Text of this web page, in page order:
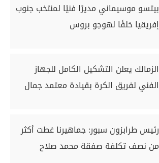
بيتسو موسيماني مديرًا فنيًا لمنتخب جنوب
إفريقيا خلفًا لهوجو بروس
الزمالك يعلن التشكيل الكامل للجهاز
الفني لفريق الكرة بقيادة معتمد جمال
رئيس طرابزون سبور: جماهيرنا غطت أكثر
من نصف تكلفة صفقة محمد صلاح